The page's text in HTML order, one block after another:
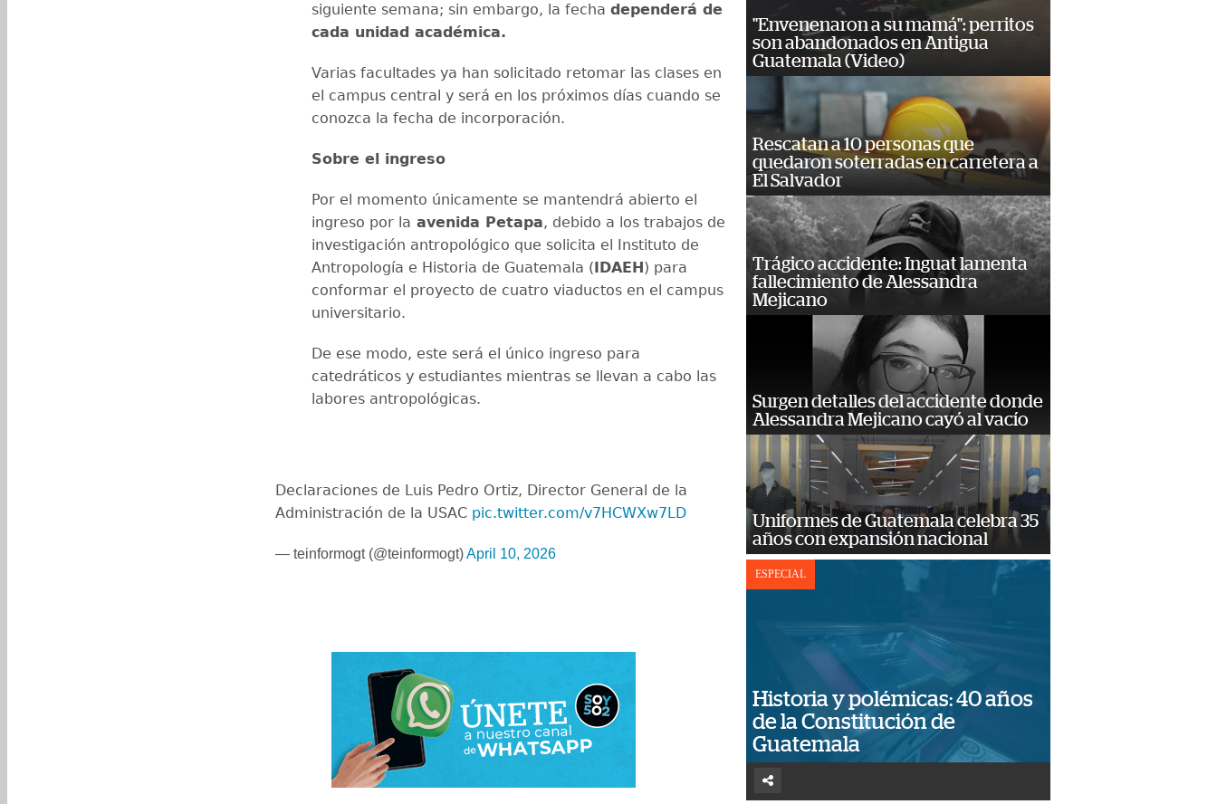
siguiente semana; sin embargo, la fecha dependerá de
cada unidad académica.
Varias facultades ya han solicitado retomar las clases en
el campus central y será en los próximos días cuando se
conozca la fecha de incorporación.
Sobre el ingreso
Por el momento únicamente se mantendrá abierto el
ingreso por la avenida Petapa, debido a los trabajos de
investigación antropológico que solicita el Instituto de
Antropología e Historia de Guatemala (IDAEH) para
conformar el proyecto de cuatro viaductos en el campus
universitario.
De ese modo, este será el único ingreso para
catedráticos y estudiantes mientras se llevan a cabo las
labores antropológicas.
Declaraciones de Luis Pedro Ortiz, Director General de la
Administración de la USAC pic.twitter.com/v7HCWXw7LD
— teinformogt (@teinformogt)April 10, 2026
"Envenenaron a su mamá": perritos
son abandonados en Antigua
Guatemala (Video)
Rescatan a 10 personas que
quedaron soterradas en carretera a
El Salvador
Trágico accidente: Inguat lamenta
fallecimiento de Alessandra
Mejicano
Surgen detalles del accidente donde
Alessandra Mejicano cayó al vacío
Uniformes de Guatemala celebra 35
años con expansión nacional
ESPECIAL
Historia y polémicas: 40 años
de la Constitución de
Guatemala